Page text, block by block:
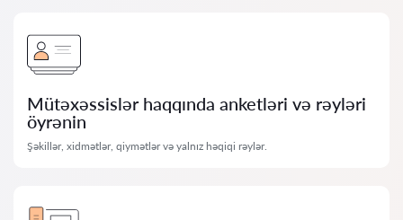
Mütəxəssislər haqqında anketləri və rəyləri
öyrənin
Şəkillər, xidmətlər, qiymətlər və yalnız həqiqi rəylər.